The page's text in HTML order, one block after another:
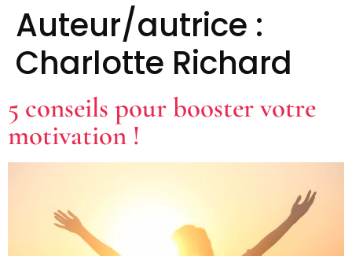
Auteur/autrice :
Charlotte Richard
5 conseils pour booster votre
motivation !